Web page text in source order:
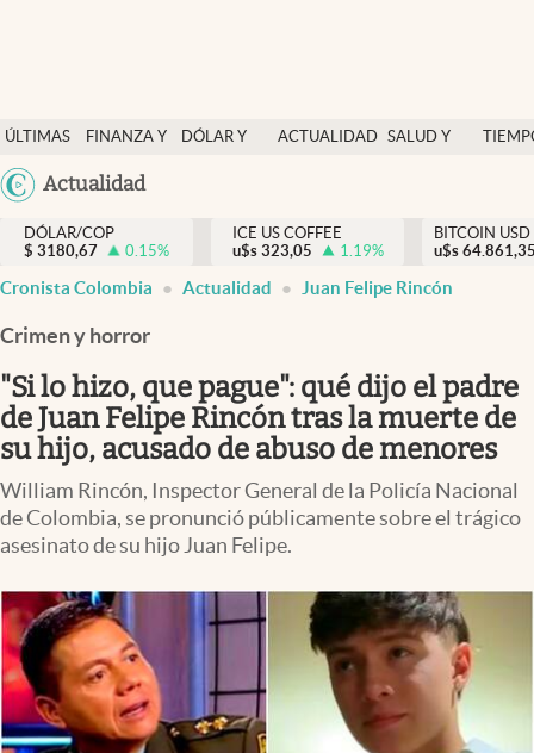
ÚLTIMAS
NOTICIAS
FINANZA Y
DÓLAR Y
ACTUALIDAD SALUD Y
México
Actualidad
Salud y nutrición
Vida espiritual
Actualidad
Colombia
DÓLAR/COP
$ 3180,67 0.15%
ICE US COFFEE
u$s 323,05 1.19%
BITCOIN USD
u$s
Cronista Colombia Actualidad Juan Felipe Rincón
Crimen y horror
"Si lo hizo, que pague": qué dijo el padre
de Juan Felipe Rincón tras la muerte de
su hijo, acusado de abuso de menores
William Rincón, Inspector General de la Policía Nacional
de Colombia, se pronunció públicamente sobre el trágico
asesinato de su hijo Juan Felipe.